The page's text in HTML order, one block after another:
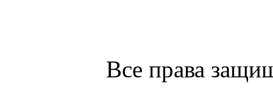
Все права